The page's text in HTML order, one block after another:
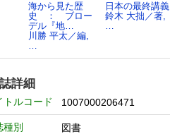
海から見た歴
史 ： ブロー
デル『地…
川勝 平太／編,
…
日本の最終講義
鈴木 大拙／著,
…
詳細
トルコード 1007000206471
種別 図書